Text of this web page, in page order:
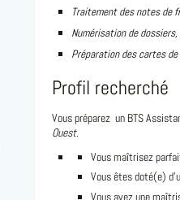
Traitement des notes de
Numérisation de
Préparation des cartes
Profil recherché
Vous préparez un BTS
Ouest.
Vous maîtrisez
Vous êtes doté(e)